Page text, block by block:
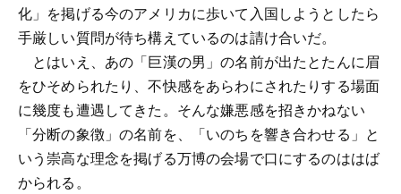
化」を掲げる今のアメリカに歩いて入国しようとしたら
手厳しい質問が待ち構えているのは請け合いだ。
とはいえ、あの「巨漢の男」の名前が出たとたんに眉
をひそめられたり、不快感をあらわにされたりする場面
に幾度も遭遇してきた。そんな嫌悪感を招きかねない
「分断の象徴」の名前を、「いのちを響き合わせる」と
いう崇高な理念を掲げる万博の会場で口にするのははば
かられる。